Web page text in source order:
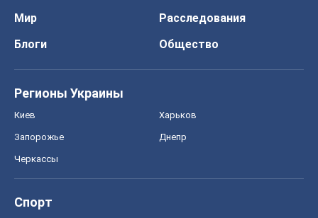
Мир
Расследования
Блоги
Общество
Регионы Украины
Киев Харьков
Запорожье Днепр
Черкассы
Спорт